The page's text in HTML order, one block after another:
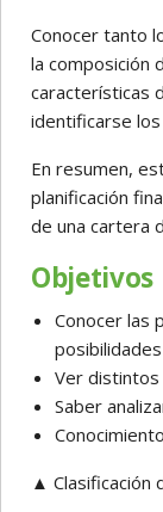
Conocer tanto
la composición
características
identificarse
En resumen,
planificación
de una cartera
Objetivos
Conocer las
Ver
Saber
▲ Clasificación